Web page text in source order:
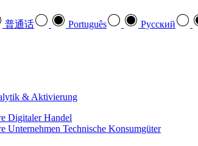
普通话 Português Pусский
& Aktivierung
Digitaler Handel
Unternehmen Technische Konsumgüter